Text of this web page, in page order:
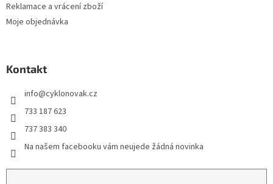
Reklamace a vrácení zboží
Moje objednávka
Kontakt
info@cyklonovak.cz
733 187 623
737 383 340
Na našem facebooku vám neujede žádná novinka